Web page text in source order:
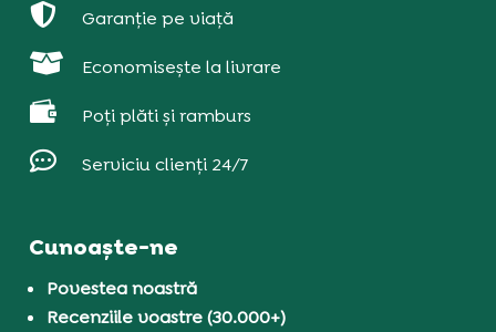
 Garanție pe viață
 Economisește la livrare
 Poți plăti și ramburs
 Serviciu clienți 24/7
Cunoaște-ne
Povestea noastră
Recenziile voastre (30.000+)